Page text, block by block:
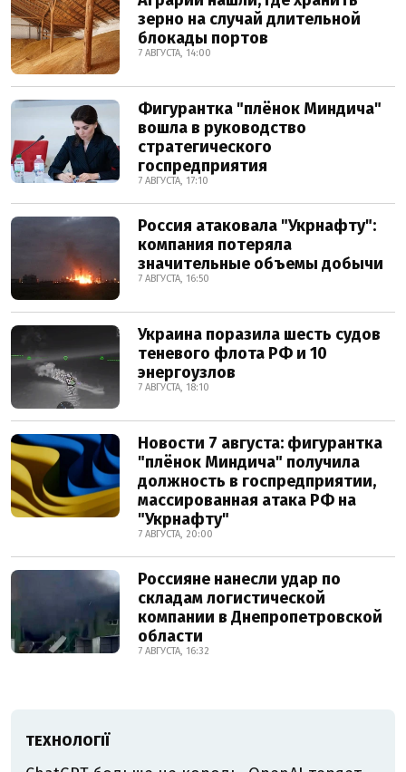
зерно на случай длительной
блокады портов
7 АВГУСТА, 14:00
Фигурантка "плёнок Миндича"
вошла в руководство
стратегического
госпредприятия
7 АВГУСТА, 17:10
Россия атаковала "Укрнафту":
компания потеряла
значительные объемы добычи
7 АВГУСТА, 16:50
Украина поразила шесть судов
теневого флота РФ и 10
энергоузлов
7 АВГУСТА, 18:10
Новости 7 августа: фигурантка
"плёнок Миндича" получила
должность в госпредприятии,
массированная атака РФ на
"Укрнафту"
7 АВГУСТА, 20:00
Россияне нанесли удар по
складам логистической
компании в Днепропетровской
области
7 АВГУСТА, 16:32
ТЕХНОЛОГІЇ